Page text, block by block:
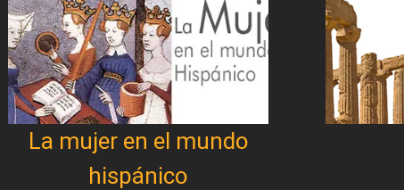
La mujer en el mundo
hispánico